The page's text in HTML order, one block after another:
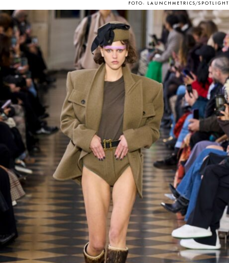
FOTO: LAUNCHMETRICS/SPOTLIGHT